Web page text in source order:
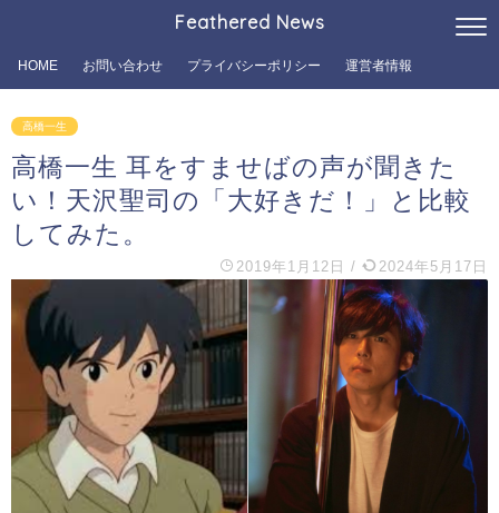
Feathered News
HOME お問い合わせ プライバシーポリシー 運営者情報
高橋一生
高橋一生 耳をすませばの声が聞きた
い！天沢聖司の「大好きだ！」と比較
してみた。
2019年1月12日 / 2024年5月17日